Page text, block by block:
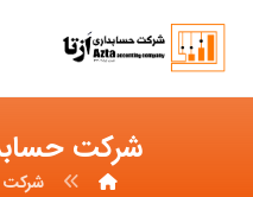
شرکت
شرکت